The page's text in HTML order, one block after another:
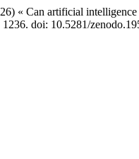
« Can artificial
1236. doi: 10.5281/